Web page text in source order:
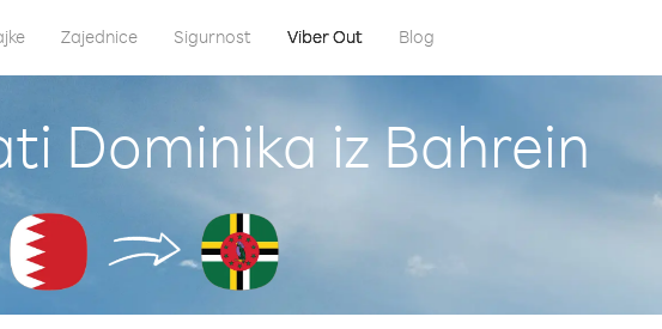
Zajednice Sigurnost Viber Out Blog
Dominika iz Bahrein